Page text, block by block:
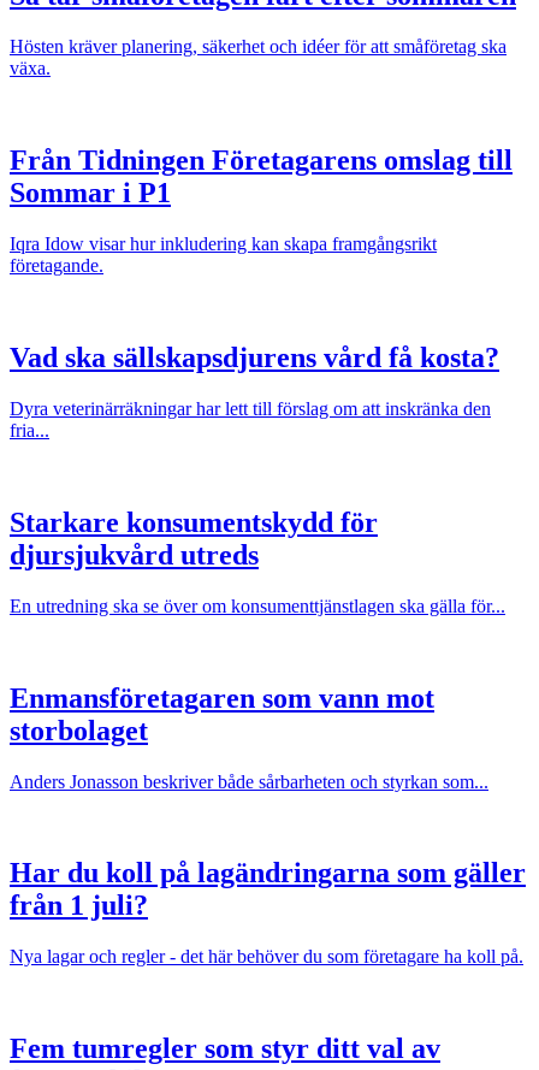
Hösten kräver planering, säkerhet och idéer för att småföretag ska
växa.
Från Tidningen Företagarens omslag till
Sommar i P1
Iqra Idow visar hur inkludering kan skapa framgångsrikt
företagande.
Vad ska sällskapsdjurens vård få kosta?
Dyra veterinärräkningar har lett till förslag om att inskränka den
fria...
Starkare konsumentskydd för
djursjukvård utreds
En utredning ska se över om konsumenttjänstlagen ska gälla för...
Enmansföretagaren som vann mot
storbolaget
Anders Jonasson beskriver både sårbarheten och styrkan som...
Har du koll på lagändringarna som gäller
från 1 juli?
Nya lagar och regler - det här behöver du som företagare ha koll på.
Fem tumregler som styr ditt val av